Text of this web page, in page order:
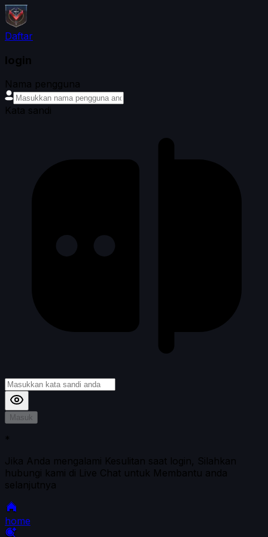
Daftar
login
Nama pengguna
Kata sandi
Masuk
*
Jika Anda mengalami Kesulitan saat login, Silahkan
hubungi kami di Live Chat untuk Membantu anda
selanjutnya
home